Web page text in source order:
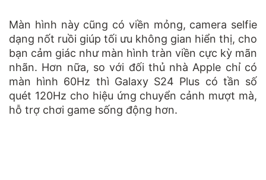
Màn hình này cũng có viền mỏng, camera selfie
dạng nốt ruồi giúp tối ưu không gian hiển thị, cho
bạn cảm giác như màn hình tràn viền cực kỳ mãn
nhãn. Hơn nữa, so với đối thủ nhà Apple chỉ có
màn hình 60Hz thì Galaxy S24 Plus có tần số
quét 120Hz cho hiệu ứng chuyển cảnh mượt mà,
hỗ trợ chơi game sống động hơn.